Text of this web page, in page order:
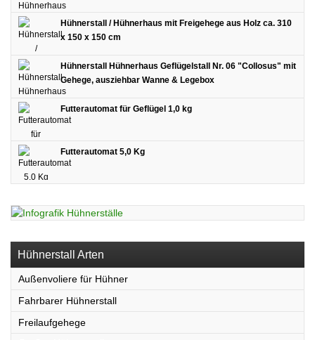
Hühnerstall / Hühnerhaus mit Freigehege aus Holz ca. 310
x 150 x 150 cm
Hühnerstall Hühnerhaus Geflügelstall Nr. 06 "Collosus" mit
Gehege, ausziehbar Wanne & Legebox
Futterautomat für Geflügel 1,0 kg
Futterautomat 5,0 Kg
Hühnerstall Arten
Außenvoliere für Hühner
Fahrbarer Hühnerstall
Freilaufgehege